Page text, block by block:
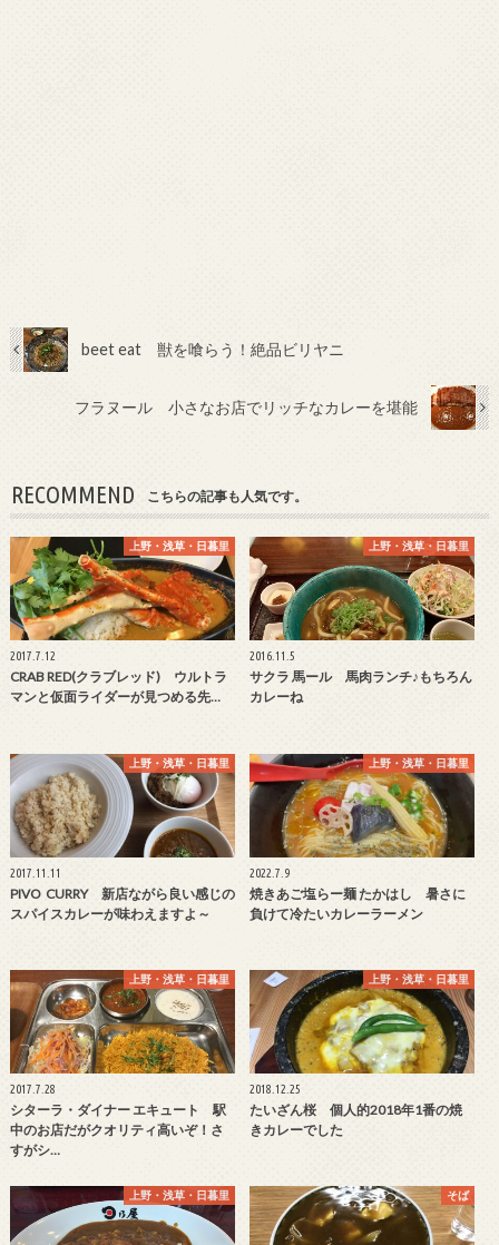
beet eat 獣を喰らう！絶品ビリヤニ
フラヌール 小さなお店でリッチなカレーを堪能
RECOMMEND こちらの記事も人気です。
上野・浅草・日暮里
2017.7.12
CRAB RED(クラブレッド) ウルトラ
マンと仮面ライダーが見つめる先…
上野・浅草・日暮里
2016.11.5
サクラ 馬ール 馬肉ランチ♪もちろん
カレーね
上野・浅草・日暮里
2017.11.11
PIVO CURRY 新店ながら良い感じの
スパイスカレーが味わえますよ～
上野・浅草・日暮里
2022.7.9
焼きあご塩らー麺 たかはし 暑さに
負けて冷たいカレーラーメン
上野・浅草・日暮里
2017.7.28
シターラ・ダイナー エキュート 駅
中のお店だがクオリティ高いぞ！さ
すがシ…
上野・浅草・日暮里
2018.12.25
たいざん桜 個人的2018年1番の焼
きカレーでした
上野・浅草・日暮里 そば